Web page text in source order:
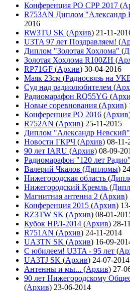
Конференция РО СРР 2017 (
R753AN Диплом "Александр
2016
RW3TU SK (Архив) 21-11-
U3TA 97 лет Поздравляем! (
Диплом "Золотая Хохлома" (
Золотая Хохлома R100ZH (
RP71GF (Архив) 30-04-2016
Маяк 23см (Радиосвязь на
Суд над радиолюбителем (
Радиомарафон RQ55YG (
Новые соревнования (Архив)
Конференция РО 2016 (Архив
R752AN (Архив) 25-11-2015
Диплом "Александр Невский"
Новости ГКРЧ (Архив) 08-11-
90 лет IARU (Архив) 08-09-
Радиомарафон "120 лет Радио"
Валерий Чкалов (Дипломы)
Нижегородская область (
Нижегородский Кремль (
Магнитная антенна 2 (Архив)
Конференция 2015 (Архив)
RZ3TW SK (Архив) 08-01-
Кубок НРЛ-2014 (Архив) 28-
R751AN (Архив) 24-11-2014
UA3TN SK (Архив) 16-09-
С юбилеем! U3TA - 95 лет (
UA3TJ SK (Архив) 24-07-2014
Антенны и мы... (Архив) 27-
90 лет Нижегородскому
(Архив) 23-06-2014